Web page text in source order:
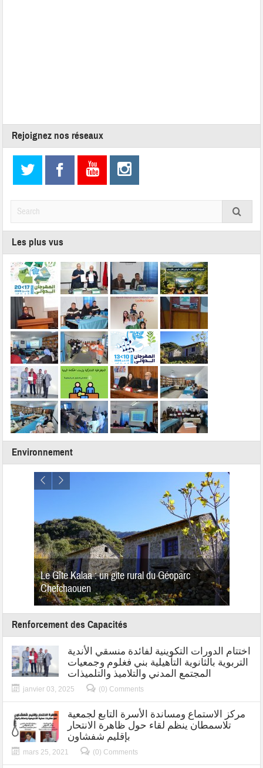
Rejoignez nos réseaux
Les plus vus
Environnement
Le Gîte Kalaa : un gite rural du Géoparc
Chefchaouen
Renforcement des Capacités
اختتام الدورات التكوينية لفائدة منسقي الأندية
التربوية بالثانوية التأهيلية بني فغلوم وجمعيات
المجتمع المدني والتلاميذ والتلميذات
janvier 03, 2025 (0) Comments
مركز الاستماع ومساندة الأسرة التابع لجمعية
تلاسمطان ينظم لقاء حول ظاهرة الانتحار
بإقليم شفشاون
mars 25, 2021 (0) Comments